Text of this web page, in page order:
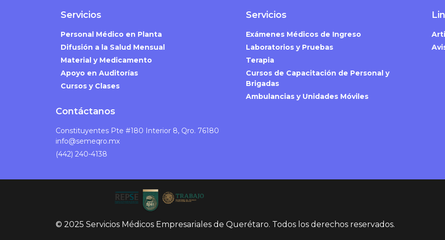
Servicios
Personal Médico en Planta
Difusión a la Salud Mensual
Material y Medicamento
Apoyo en Auditorías
Cursos y Clases
Servicios
Exámenes Médicos de Ingreso
Laboratorios y Pruebas
Terapia
Cursos de Capacitación de Personal y
Brigadas
Ambulancias y Unidades Móviles
Contáctanos
Constituyentes Pte #180 Interior 8, Qro. 76180
info@semeqro.mx
(442) 240-4138
© 2025 Servicios Médicos Empresariales de Querétaro. Todos los derechos reservados.